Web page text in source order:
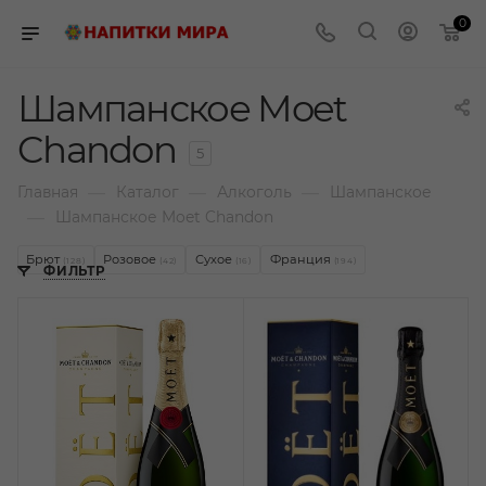
0
Шампанское Moet
Chandon
5
Главная Каталог Алкоголь Шампанское
Шампанское Moet Chandon
Брют (128) Розовое (42) Сухое (16) Франция (194)
ФИЛЬТР